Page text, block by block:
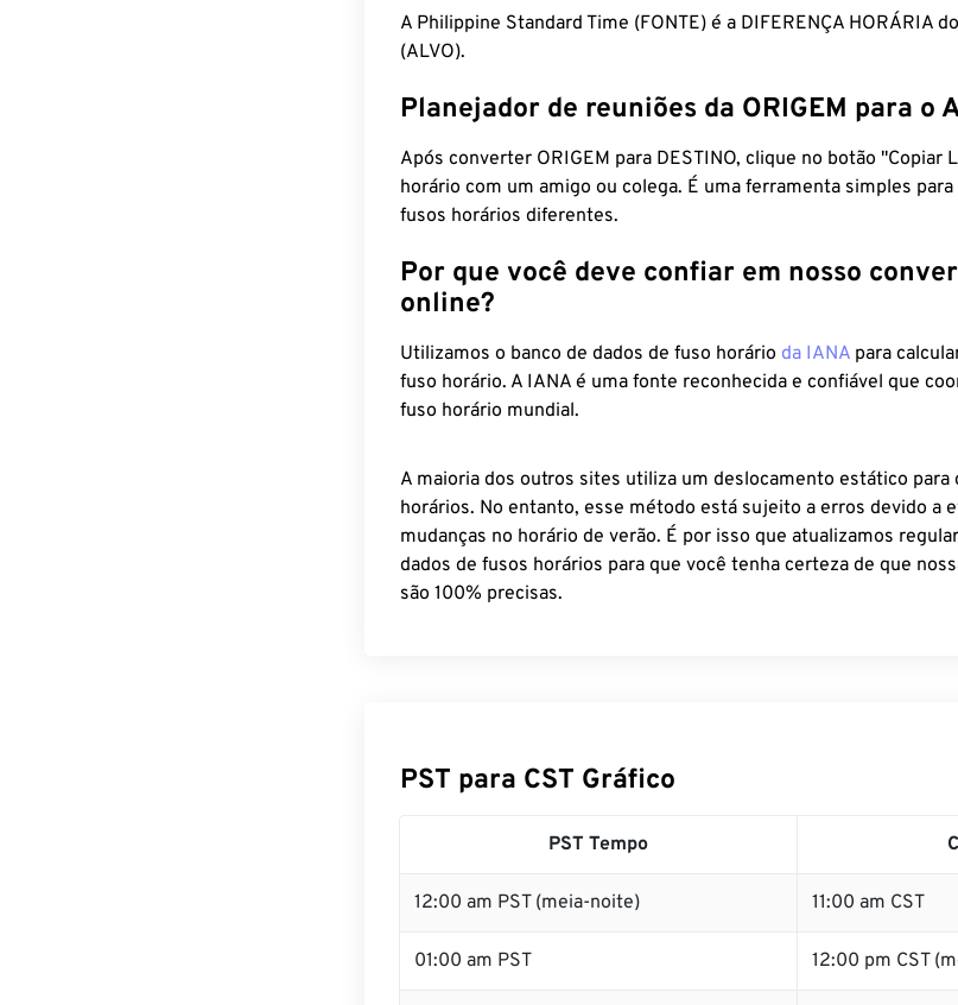
A Philippine Standard Time (FONTE) é a DIFERENÇA HORÁRIA
(ALVO).
Planejador de reuniões da ORIGEM para o
Após converter ORIGEM para DESTINO, clique no botão "Copiar
horário com um amigo ou colega. É uma ferramenta simples
fusos horários diferentes.
Por que você deve confiar em nosso
online?
Utilizamos o banco de dados de fuso horário da IANA para
fuso horário. A IANA é uma fonte reconhecida e confiável que
fuso horário mundial.
A maioria dos outros sites utiliza um deslocamento estático
horários. No entanto, esse método está sujeito a erros devido a
mudanças no horário de verão. É por isso que atualizamos
dados de fusos horários para que você tenha certeza de que
são 100% precisas.
PST para CST Gráfico
PST Tempo
12:00 am PST (meia-noite) 11:00 am CST
01:00 am PST 12:00 pm CST